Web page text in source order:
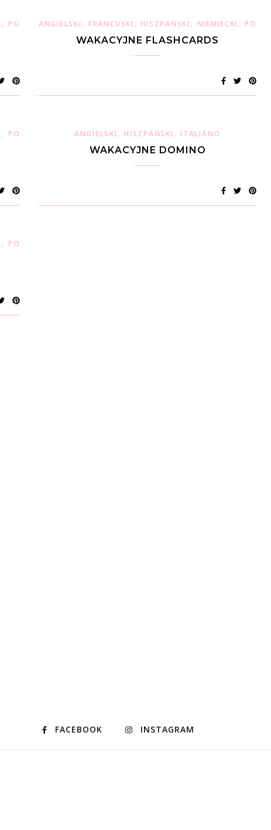
, POLSKI ,WŁOSKI
ANGIELSKI, FRANCUSKI , HISZPAŃSKI , NIEMIECKI , POLSKI
WAKACYJNE FLASHCARDS
, POLSKI WŁOSKIANGIELSKI, HISZPAŃSKI, ITALIANO
WAKACYJNE DOMINO
, POLSKI
FACEBOOK INSTAGRAM